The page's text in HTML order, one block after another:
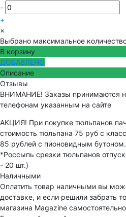
-
+
×
Выбрано максимальное
В корзину
ДОБАВЛЕНО
Описание
Отзывы
ВНИМАНИЕ! Заказы принимаются
телефонам указанным на сайте
АКЦИЯ! При покупке тюльпанов
стоимость тюльпана 75 руб с
85 рублей с пионовидным бутоном.
*Россыпь срезки тюльпанов
- 20 шт.)
Наличными
Оплатить товар наличными вы
доставке, и если решили забрать
магазина Magazine